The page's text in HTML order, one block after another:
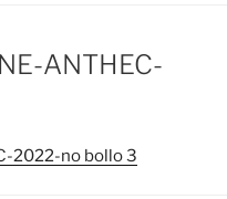
ANTHEC-
2022-no bollo 3